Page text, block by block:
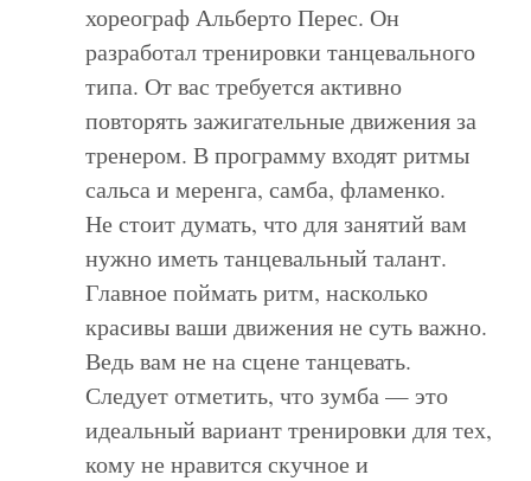
хореограф Альберто Перес. Он
разработал тренировки танцевального
типа. От вас требуется активно
повторять зажигательные движения за
тренером. В программу входят ритмы
сальса и меренга, самба, фламенко.
Не стоит думать, что для занятий вам
нужно иметь танцевальный талант.
Главное поймать ритм, насколько
красивы ваши движения не суть важно.
Ведь вам не на сцене танцевать.
Следует отметить, что зумба — это
идеальный вариант тренировки для тех,
кому не нравится скучное и